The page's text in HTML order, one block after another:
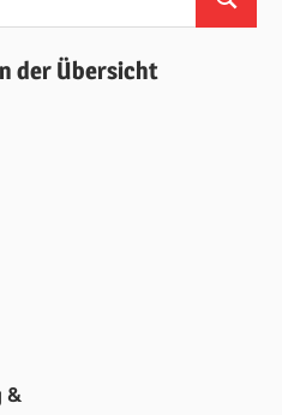
Suchen
der Übersicht
&